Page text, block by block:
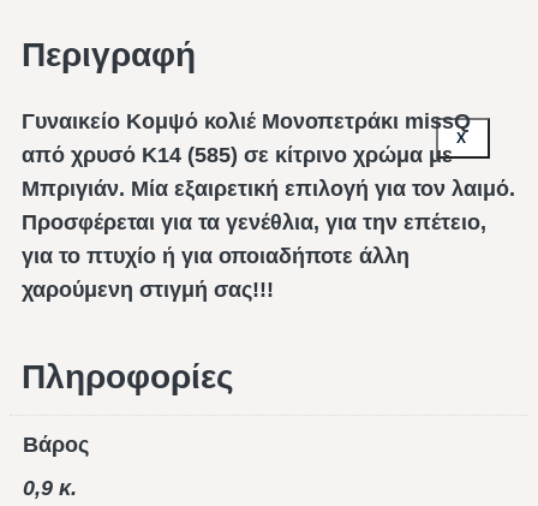
X
Περιγραφή
Γυναικείο Κομψό κολιέ Μονοπετράκι missQ
από χρυσό Κ14 (585) σε κίτρινο χρώμα με
Μπριγιάν. Μία εξαιρετική επιλογή για τον λαιμό.
Προσφέρεται για τα γενέθλια, για την επέτειο,
για το πτυχίο ή για οποιαδήποτε άλλη
χαρούμενη στιγμή σας!!!
Πληροφορίες
Βάρος
0,9 κ.